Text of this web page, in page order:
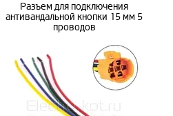
Разъем для подключения
антивандальной кнопки 15 мм 5
проводов